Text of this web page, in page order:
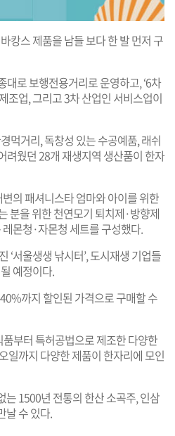
캉스 제품을 남들 보다 한 발 먼저 구
로 보행전용거리로 운영하고, ‘6차
조업, 그리고 3차 산업인 서비스업이
먹거리, 독창성 있는 수공예품, 래쉬
웠던 28개 재생지역 생산품이 한자
의 패셔니스타 엄마와 아이를 위한
분을 위한 천연모기 퇴치제·방향제
몬청·자몬청 세트를 구성했다.
‘서울생생 낚시터’, 도시재생 기업들
예정이다.
까지 할인된 가격으로 구매할 수
부터 특허공법으로 제조한 다양한
일까지 다양한 제품이 한자리에 모인
1500년 전통의 한산 소곡주, 인삼
날 수 있다.